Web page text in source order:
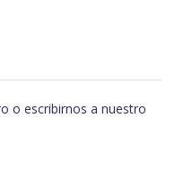
o escribirnos a nuestro